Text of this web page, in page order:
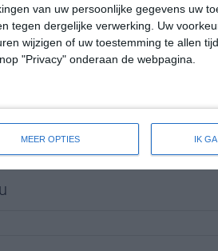
van uw persoonlijke gegevens uw
tegen dergelijke verwerking. Uw
wijzigen of uw toestemming te allen
"Privacy" onderaan de webpagina.
MEER OPTIES IK